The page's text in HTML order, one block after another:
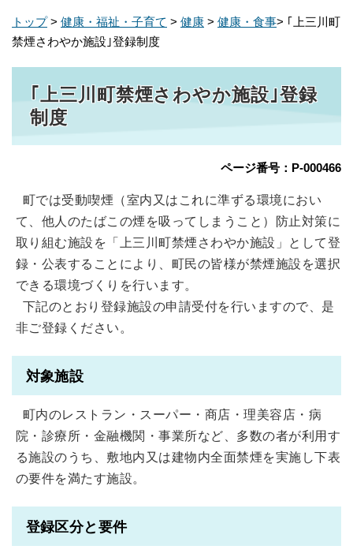
トップ> 健康・福祉・子育て > 健康 > 健康・食事> ｢上三川町
禁煙さわやか施設｣登録制度
｢上三川町禁煙さわやか施設｣登録
制度
ページ番号：P-000466
町では受動喫煙（室内又はこれに準ずる環境におい
て、他人のたばこの煙を吸ってしまうこと）防止対策に
取り組む施設を「上三川町禁煙さわやか施設」として登
録・公表することにより、町民の皆様が禁煙施設を選択
できる環境づくりを行います。
下記のとおり登録施設の申請受付を行いますので、是
非ご登録ください。
対象施設
町内のレストラン・スーパー・商店・理美容店・病
院・診療所・金融機関・事業所など、多数の者が利用す
る施設のうち、敷地内又は建物内全面禁煙を実施し下表
の要件を満たす施設。
登録区分と要件